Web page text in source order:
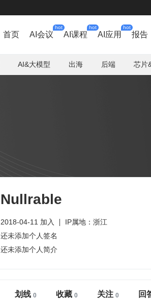
首页 AI会议
hot
AI课程
hot
AI应用
hot
报告
AI&大模型 出海 后端 芯片
Nullrable
2018-04-11 加入
IP属地：浙江
还未添加个人签名
还未添加个人简介
划线 收藏 关注 回